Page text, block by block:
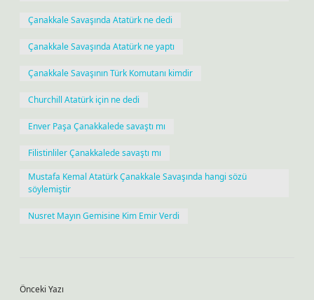
Çanakkale Savaşında Atatürk ne dedi
Çanakkale Savaşında Atatürk ne yaptı
Çanakkale Savaşının Türk Komutanı kimdir
Churchill Atatürk için ne dedi
Enver Paşa Çanakkalede savaştı mı
Filistinliler Çanakkalede savaştı mı
Mustafa Kemal Atatürk Çanakkale Savaşında hangi sözü
söylemiştir
Nusret Mayın Gemisine Kim Emir Verdi
Önceki Yazı